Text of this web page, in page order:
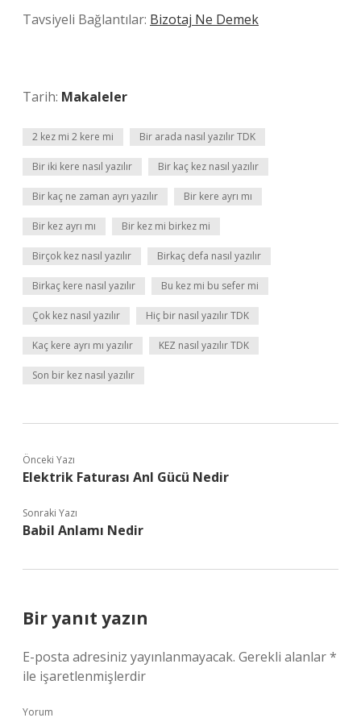
Tavsiyeli Bağlantılar: Bizotaj Ne Demek
Tarih: Makaleler
2 kez mi 2 kere mi Bir arada nasıl yazılır TDK
Bir iki kere nasıl yazılır Bir kaç kez nasıl yazılır
Bir kaç ne zaman ayrı yazılır Bir kere ayrı mı
Bir kez ayrı mı Bir kez mi birkez mi
Birçok kez nasıl yazılır Birkaç defa nasıl yazılır
Birkaç kere nasıl yazılır Bu kez mi bu sefer mi
Çok kez nasıl yazılır Hiç bir nasıl yazılır TDK
Kaç kere ayrı mı yazılır KEZ nasıl yazılır TDK
Son bir kez nasıl yazılır
Önceki Yazı
Elektrik Faturası Anl Gücü Nedir
Sonraki Yazı
Babil Anlamı Nedir
Bir yanıt yazın
E-posta adresiniz yayınlanmayacak. Gerekli alanlar*
ile işaretlenmişlerdir
Yorum